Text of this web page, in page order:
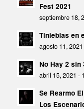
Fest 2021
septiembre 18,
Tinieblas en
agosto 11,
No Hay 2 sin
abril 15, 2021 -
Se Rearmo
Los